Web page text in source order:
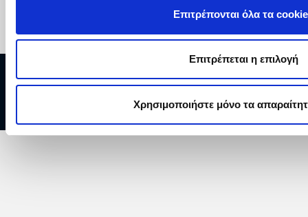
Επιτρέπονται όλα τα
Επιτρέπεται η επιλογή
Χρησιμοποιήστε μόνο τα
Copyright © 2026 ΔΕΗ Α.Ε.